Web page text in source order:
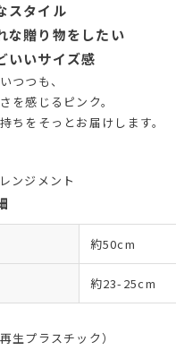
スタイル
な贈り物をしたい
いいサイズ感
つつも、
を感じるピンク。
ちをそっとお届けします。
ンジメント
約50cm
約23-25cm
生プラスチック）